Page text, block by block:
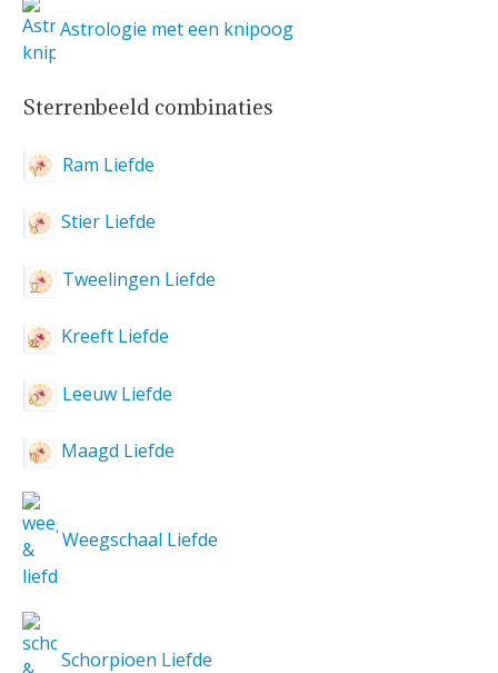
Astrologie met een knipoog
Sterrenbeeld combinaties
Ram Liefde
Stier Liefde
Tweelingen Liefde
Kreeft Liefde
Leeuw Liefde
Maagd Liefde
Weegschaal Liefde
Schorpioen Liefde